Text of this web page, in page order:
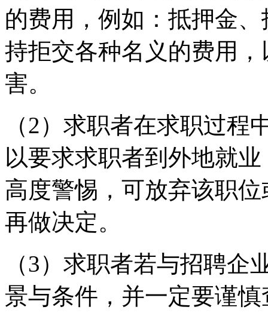
的费用，例如：抵押金
持拒交各种名义的费用
害。
（2）求职者在求职过
以要求求职者到外地就
高度警惕，可放弃该职
再做决定。
（3）求职者若与招聘
景与条件，并一定要谨